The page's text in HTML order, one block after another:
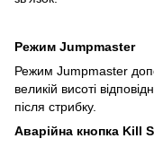
Режим Jumpmaster
Режим Jumpmaster
великій висоті
після стрибку.
Аварійна кнопка Kill